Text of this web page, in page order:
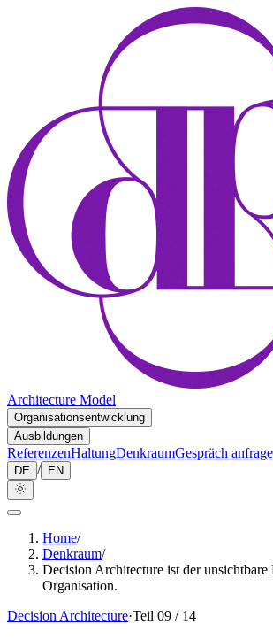
Architecture Model
Organisationsentwicklung
Ausbildungen
ReferenzenHaltungDenkraumGespräch
DE / EN
Home/
Denkraum/
Decision Architecture ist der unsichtbare
Organisation.
Decision Architecture·Teil 09 / 14